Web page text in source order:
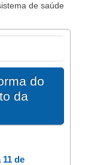
de saúde
do
da
de